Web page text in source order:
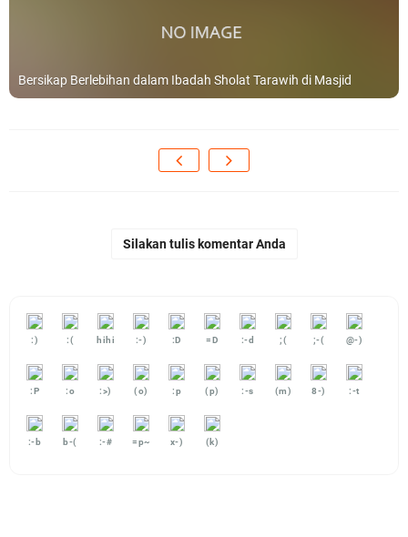
Bersikap Berlebihan dalam Ibadah Sholat Tarawih di Masjid
Silakan tulis komentar Anda
:) :( hihi :-) :D =D :-d ;( ;-( @-)
:P :o :>) (o) :p (p) :-s (m) 8-) :-t
:-b b-( :-# =p~ x-) (k)